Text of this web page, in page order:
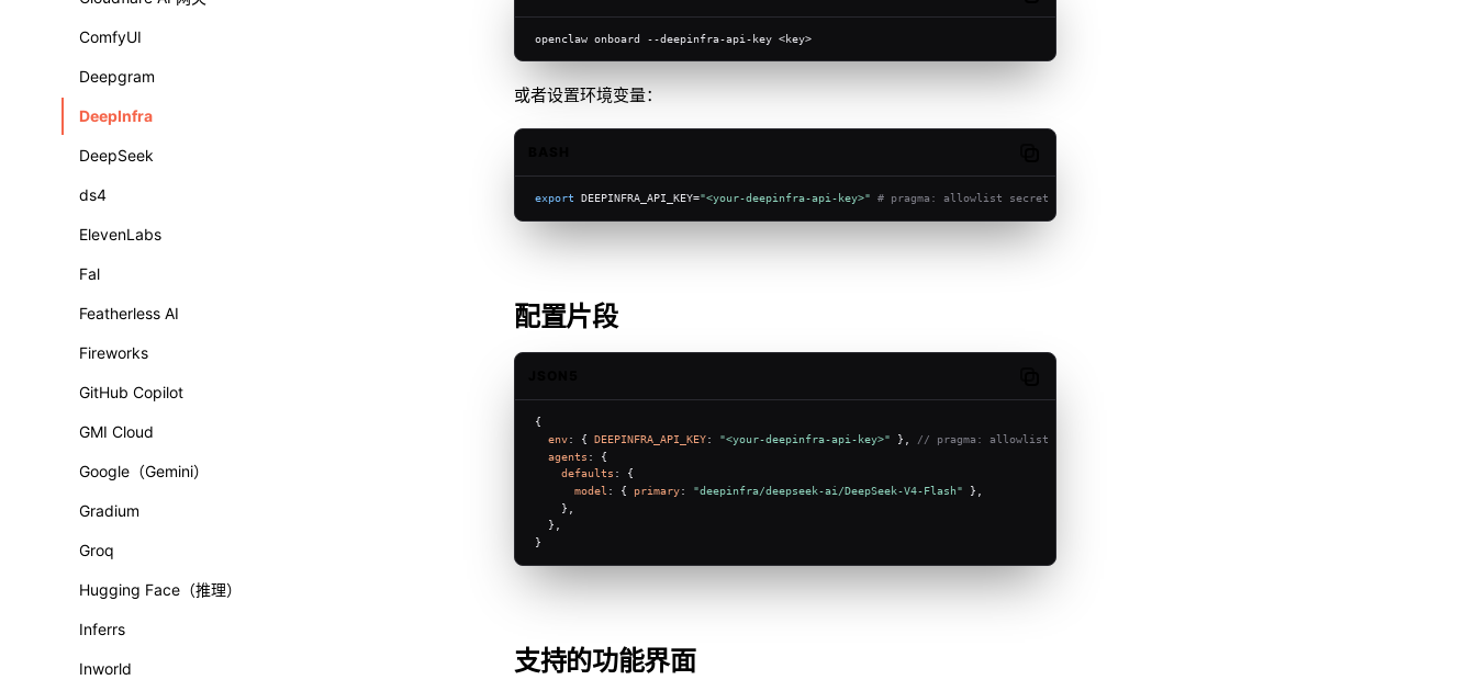
ComfyUI
Deepgram
DeepInfra
DeepSeek
ds4
ElevenLabs
Fal
Featherless AI
Fireworks
GitHub Copilot
GMI Cloud
Google（Gemini）
Gradium
Groq
Hugging Face（推理）
Inferrs
Inworld
openclaw onboard --deepinfra-api-key <key>
或者设置环境变量：
export DEEPINFRA_API_KEY="<your-deepinfra-api-key>" # pragma: allowlist secret
配置片段
{
env: { DEEPINFRA_API_KEY: "<your-deepinfra-api-key>" }, // pragma: allowlist secret
agents : {
defaults : {
model : { primary: "deepinfra/deepseek-ai/DeepSeek-V4-Flash" },
    },
  },
}
支持的功能界面